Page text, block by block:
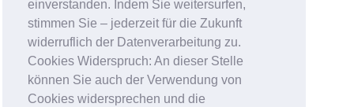
einverstanden. Indem Sie weitersurfen,
stimmen Sie – jederzeit für die Zukunft
widerruflich der Datenverarbeitung zu.
Cookies Widerspruch: An dieser Stelle
können Sie auch der Verwendung von
Cookies widersprechen und die